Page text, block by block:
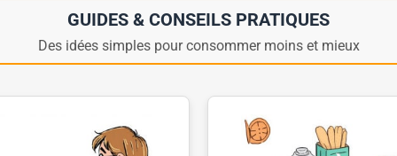
GUIDES & CONSEILS PRATIQUES
Des idées simples pour consommer moins et mieux